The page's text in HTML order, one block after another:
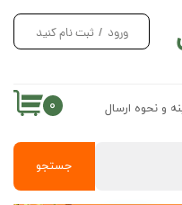
جستجو
ورود / ثبت نام کنید
۰ و نحوه ارسال